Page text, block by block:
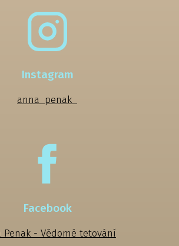
Instagram
anna_penak_
Facebook
Penak - Vědomé tetování